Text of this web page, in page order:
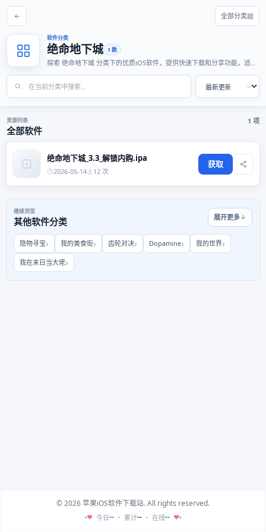
全部分类
软件分类
绝命地下城 1 款
探索 绝命地下城 分类下的优质iOS软件，提供快速下载和分享功能，适合
资源列表
全部软件
1 项
绝命地下城_3.3_解锁内购.ipa
2026-05-14 12 次
获取
继续浏览
其他软件分类 展开更多
隐物寻宝 我的美食街 齿轮对决 Dopamine 我的世界
我在末日当大佬
© 2026 苹果iOS软件下载站. All rights reserved.
♥ 今日-- 累计-- 在线-- ♥